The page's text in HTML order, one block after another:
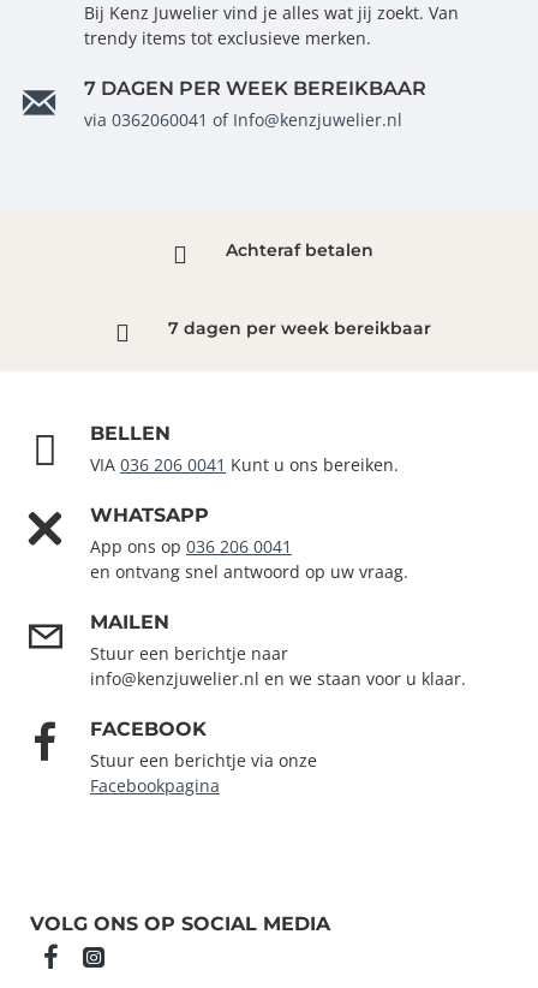
Bij Kenz Juwelier vind je alles wat jij zoekt. Van
trendy items tot exclusieve merken.
7 DAGEN PER WEEK BEREIKBAAR
via 0362060041 of Info@kenzjuwelier.nl
Achteraf betalen
7 dagen per week bereikbaar
BELLEN
VIA 036 206 0041 Kunt u ons bereiken.
WHATSAPP
App ons op 036 206 0041
en ontvang snel antwoord op uw vraag.
MAILEN
Stuur een berichtje naar
info@kenzjuwelier.nl en we staan voor u klaar.
FACEBOOK
Stuur een berichtje via onze
Facebookpagina
VOLG ONS OP SOCIAL MEDIA